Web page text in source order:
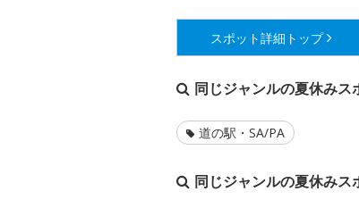
スポット詳細 トップ
同じジャンルの夏休みス
道の駅・SA/PA
同じジャンルの夏休みス